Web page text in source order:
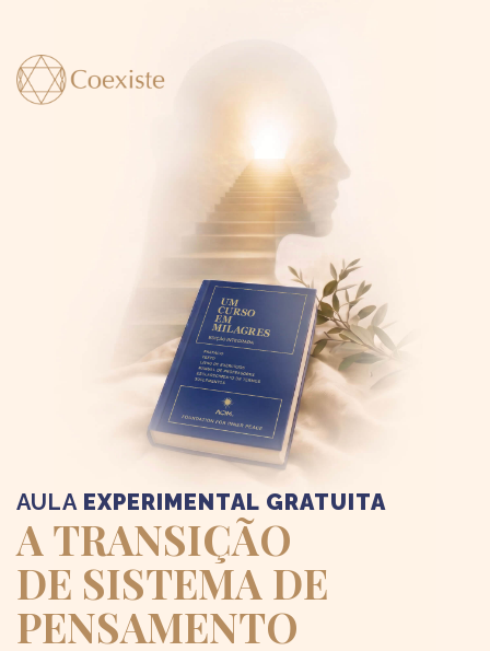
AULA EXPERIMENTAL GRATUITA
A TRANSIÇÃO
DE SISTEMA DE
PENSAMENTO